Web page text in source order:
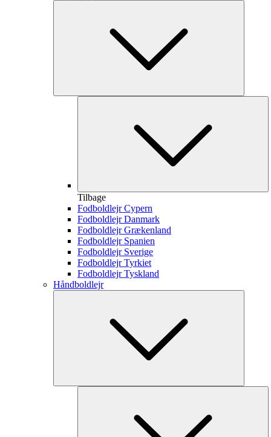
Tilbage
Fodboldlejr Cypern
Fodboldlejr Danmark
Fodboldlejr Grækenland
Fodboldlejr Spanien
Fodboldlejr Sverige
Fodboldlejr Tyrkiet
Fodboldlejr Tyskland
Håndboldlejr